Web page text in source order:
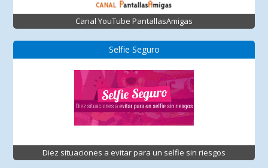
Canal YouTube PantallasAmigas
Selfie Seguro
Diez situaciones a evitar para un selfie sin riesgos